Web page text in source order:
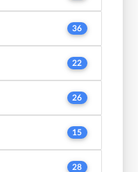
36
22
26
15
28